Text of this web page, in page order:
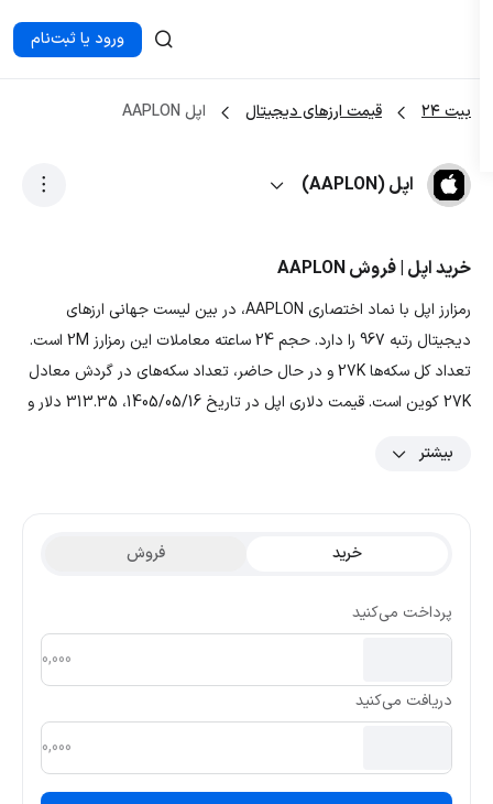
ورود یا ثبت‌نام
بیت ۲۴ قیمت ارزهای دیجیتال اپل AAPLON
اپل (AAPLON)
خرید اپل | فروش AAPLON
رمزارز اپل با نماد اختصاری AAPLON، در بین لیست جهانی ارزهای
دیجیتال رتبه 967 را دارد. حجم 24 ساعته معاملات این رمزارز 2M است.
تعداد کل سکه‌ها 27K و در حال حاضر، تعداد سکه‌های در گردش معادل
27K کوین است. قیمت دلاری اپل در تاریخ 1405/05/16، 313.35 دلار و
بیشتر
خرید فروش
پرداخت می‌کنید
دریافت می‌کنید